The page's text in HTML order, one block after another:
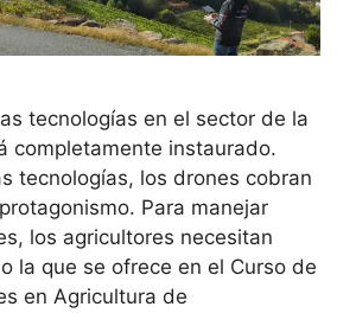
tecnologías en el sector de la
completamente instaurado.
tecnologías, los drones cobran
Para manejar
los agricultores necesitan
la que se ofrece en el Curso de
en Agricultura de